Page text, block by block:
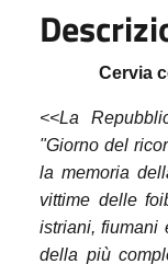
Cervia
<<La
"Giorno del
la memoria
vittime delle
istriani, fiumani
della più